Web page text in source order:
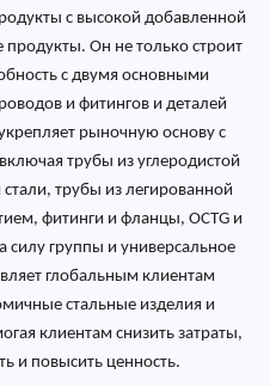
с высокой добавленной
Он не только строит
с двумя основными
и фитингов и деталей
рыночную основу с
трубы из углеродистой
трубы из легированной
фитинги и фланцы, OCTG и
группы и универсальное
глобальным клиентам
стальные изделия и
клиентам снизить затраты,
и повысить ценность.